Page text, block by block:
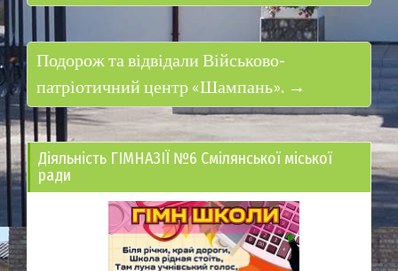
Подорож та відвідали Військово-
патріотичний центр «Шампань». →
Діяльність ГІМНАЗІЇ №6 Смілянської міської
ради